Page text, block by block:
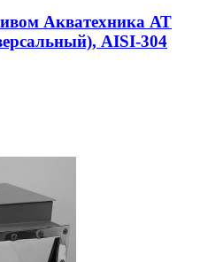
Акватехника АТ
AISI-304